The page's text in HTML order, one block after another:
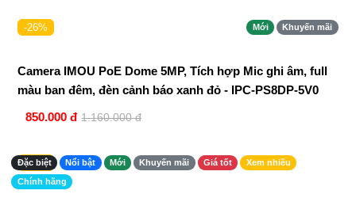
Mới Khuyến mãi
-26%
Camera IMOU PoE Dome 5MP, Tích hợp Mic ghi âm, full
màu ban đêm, đèn cảnh báo xanh đỏ - IPC-PS8DP-5V0
850.000 đ 1.160.000 đ
Đặc biệt Nổi bật Mới Khuyến mãi Giá tốt
Xem nhiều
Chính hãng
-35%